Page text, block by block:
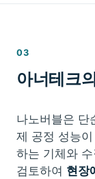
03
아너테크
나노버블은 단
제 공정 성능
하는 기체와
검토하여 현장